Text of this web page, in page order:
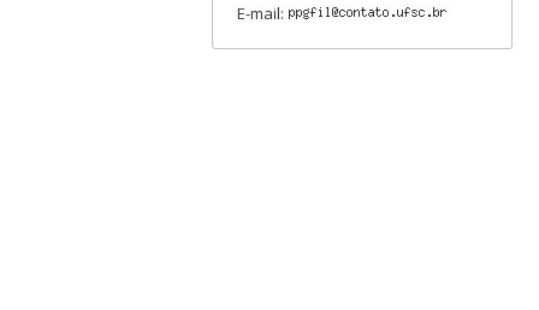
E-mail: